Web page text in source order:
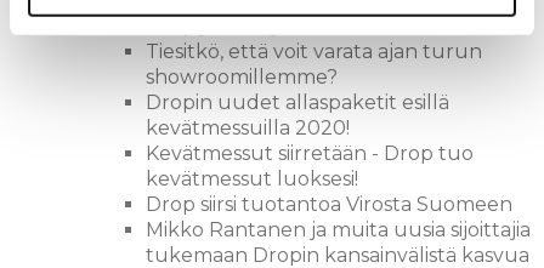
Tiesitkö, että voit varata ajan turun
showroomillemme?
Dropin uudet allaspaketit esillä
kevätmessuilla 2020!
Kevätmessut siirretään - Drop tuo
kevätmessut luoksesi!
Drop siirsi tuotantoa Virosta Suomeen
Mikko Rantanen ja muita uusia sijoittajia
tukemaan Dropin kansainvälistä kasvua